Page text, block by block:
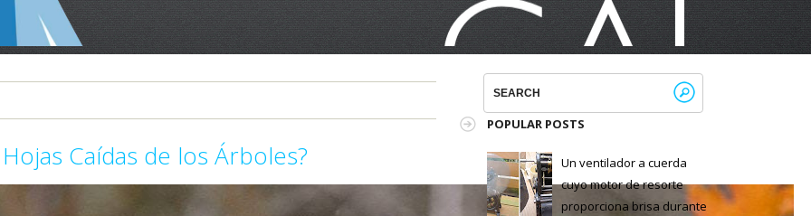
Caídas de los Árboles?
POPULAR POSTS
Un ventilador a cuerda
cuyo motor de resorte
proporciona brisa durante